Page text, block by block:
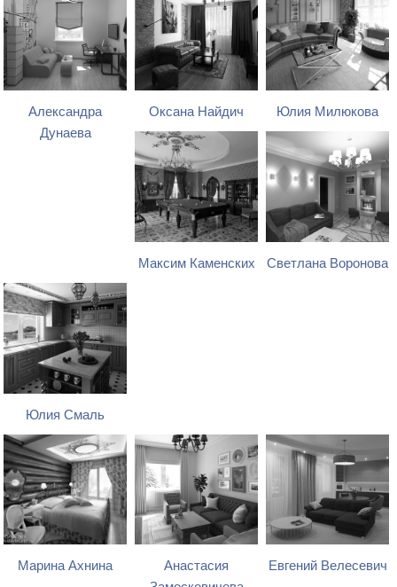
Александра
Дунаева
Оксана Найдич Юлия Милюкова
Максим Каменских Светлана Воронова
Юлия Смаль
Марина Ахнина
Анастасия
Евгений Велесевич